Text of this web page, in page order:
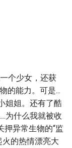
个少女，还获
的能力。可是...
姐姐。还有了酷
为什么我就被收
异常生物的“监
的热情漂亮大